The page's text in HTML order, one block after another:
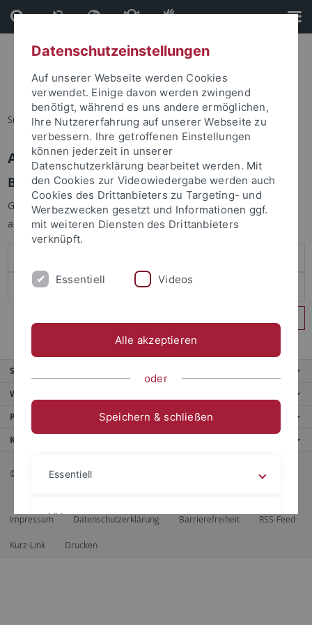
Direkt
zum
Inhalt
Direkt
zur
Fußleiste
Sie sind hier: Startseite
Anmelden
Benutzeranmeldung
Geben Sie Ihren Benutzernamen und Ihr Passwort an um sich
anzumelden:
Service
Weitere Angebote
Portale
Kontaktinfo
© 2026 Eberhard Karls Universität Tübingen, Tübingen
Impressum Datenschutzerklärung Barrierefreiheit RSS-Feed
Kurz-Link Drucken
Datenschutzeinstellungen
Auf unserer Webseite werden Cookies
verwendet. Einige davon werden zwingend
benötigt, während es uns andere ermöglichen,
Ihre Nutzererfahrung auf unserer Webseite zu
verbessern. Ihre getroffenen Einstellungen
können jederzeit in unserer
Datenschutzerklärung bearbeitet werden. Mit
den Cookies zur Videowiedergabe werden auch
Cookies des Drittanbieters zu Targeting- und
Werbezwecken gesetzt und Informationen ggf.
mit weiteren Diensten des Drittanbieters
verknüpft.
Essentiell Videos
Alle akzeptieren
oder
Speichern & schließen
Essentiell
Videos